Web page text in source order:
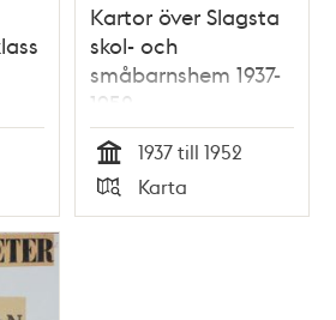
Kartor över Slagsta
skol- och
småbarnshem 1937-
1952
(situationsplaner)
Tid
1937 till 1952
Typ
Karta